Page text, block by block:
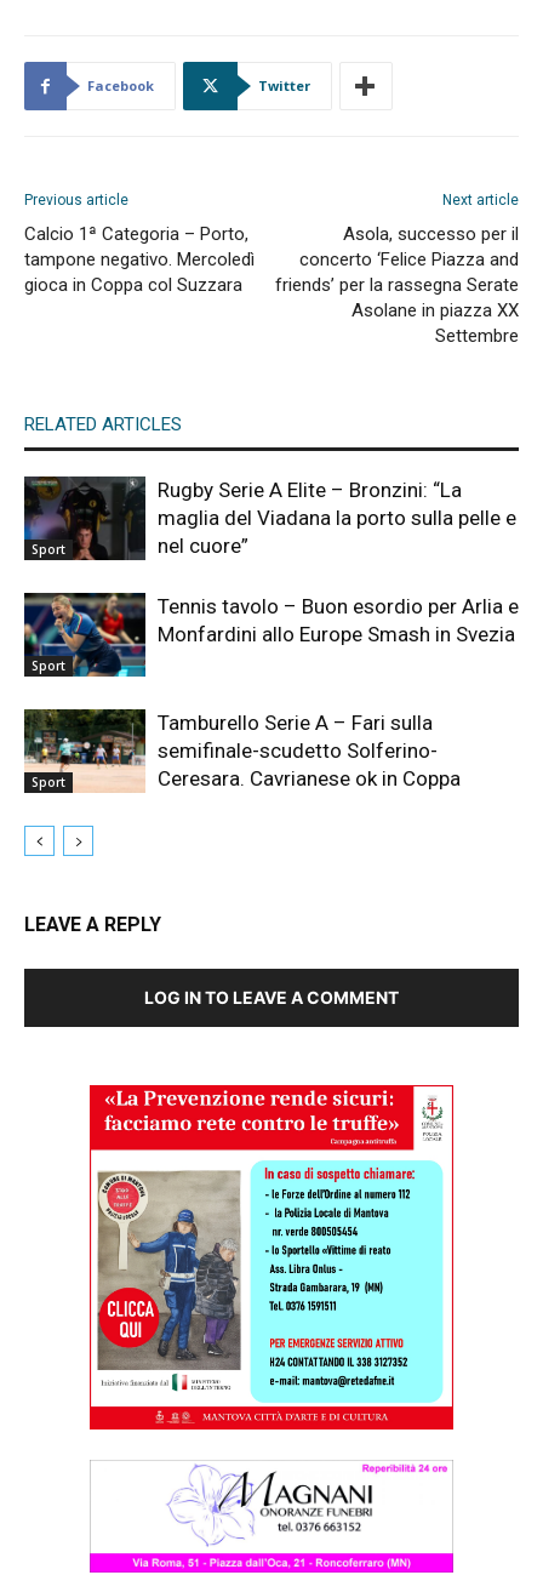
Facebook Twitter
Previous article
Calcio 1ª Categoria – Porto,
tampone negativo. Mercoledì
gioca in Coppa col Suzzara
Next article
Asola, successo per il
concerto ‘Felice Piazza and
friends’ per la rassegna Serate
Asolane in piazza XX
Settembre
RELATED ARTICLES
Sport
Rugby Serie A Elite – Bronzini: “La
maglia del Viadana la porto sulla pelle e
nel cuore”
Sport
Tennis tavolo – Buon esordio per Arlia e
Monfardini allo Europe Smash in Svezia
Sport
Tamburello Serie A – Fari sulla
semifinale-scudetto Solferino-
Ceresara. Cavrianese ok in Coppa
LEAVE A REPLY
LOG IN TO LEAVE A COMMENT